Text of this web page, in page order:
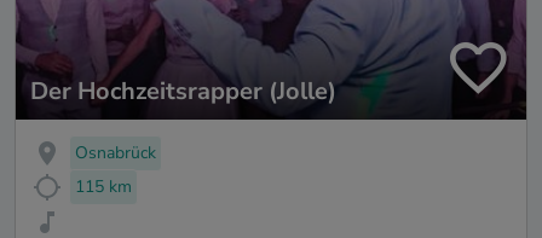
Der Hochzeitsrapper (Jolle)
Osnabrück
115 km